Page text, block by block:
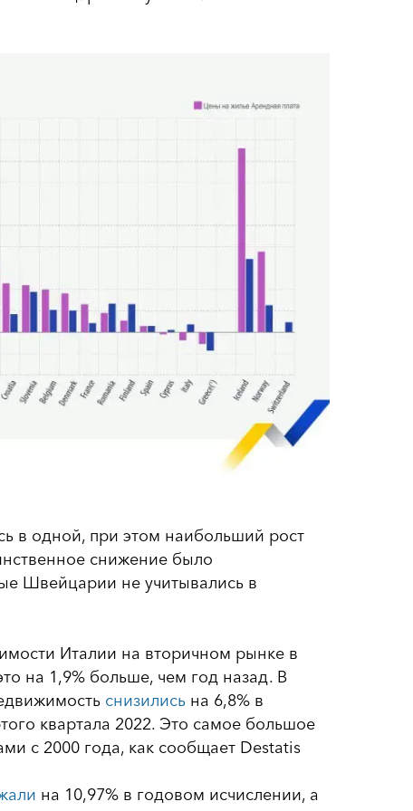
в одной, при этом наибольший рост
снижение было
Швейцарии не учитывались в
Италии на вторичном рынке в
на 1,9% больше, чем год назад. В
снизились на 6,8% в
квартала 2022. Это самое большое
с 2000 года, как сообщает Destatis
на 10,97% в годовом исчислении, а